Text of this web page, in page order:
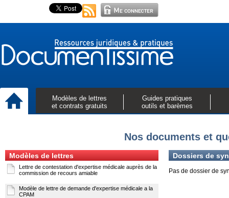
Modèles de lettres
et contrats gratuits
Guides pratiques
outils et barèmes
Nos documents et
Modèles de lettres
Lettre de contestation d'expertise médicale auprès de la
commission de recours amiable
Modèle de lettre de demande d'expertise médicale a la
CPAM
Dossiers de
Pas de dossier de